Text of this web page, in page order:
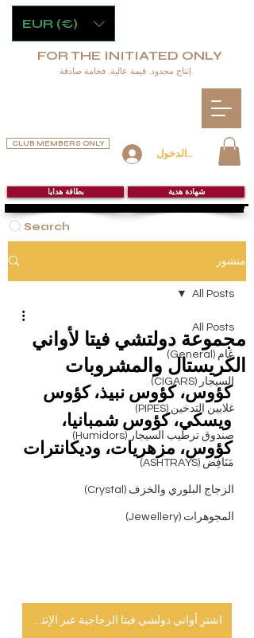
تسجيل الدخول
CLUB MEMBERS ONLY
Search
بطاقة هدايا شهادة هدية
FOR THE INITIATED ONLY
إنتاج محدود. قيمة عالية. فخامة صادقة.
EUR (€)
منشور
All Posts
عَام (General)
السيجار (CIGARS)
غلايين التدخين (PIPES)
صندوق ترطيب السيجار (Humidors)
مَنَافِض (ASHTRAYS)
الزجاج البلوري والخزف (Crystal)
المجوهرات (Jewellery)
All Posts
مجموعة دولتشي فيتا لأواني
الكريستال والمشروبات
كؤوس، كؤوس نبيذ، كؤوس
ويسكي، كؤوس شمبانيا،
كؤوس، مزهريات، وديكانترات
اشترِ أواني دولشي فيتا الزجاجية عبر الإنترنت